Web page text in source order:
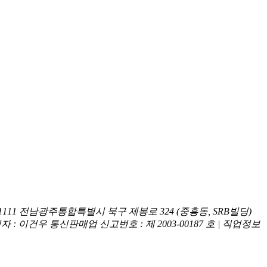
전남광주통합특별시 북구 제봉로 324 (중흥동, SRB빌딩)
자 : 이건우 통신판매업 신고번호 : 제 2003-00187 호 | 직업정보